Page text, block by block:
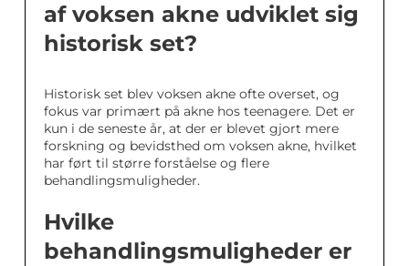
af voksen akne udviklet sig
historisk set?
Historisk set blev voksen akne ofte overset, og
fokus var primært på akne hos teenagere. Det er
kun i de seneste år, at der er blevet gjort mere
forskning og bevidsthed om voksen akne, hvilket
har ført til større forståelse og flere
behandlingsmuligheder.
Hvilke
behandlingsmuligheder er